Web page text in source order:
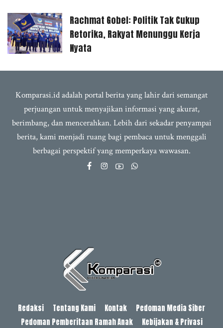
Rachmat Gobel: Politik Tak Cukup
Retorika, Rakyat Menunggu Kerja
Nyata
Komparasi.id adalah portal berita yang lahir dari semangat
perjuangan untuk menyajikan informasi yang akurat,
berimbang, dan mencerahkan. Lebih dari sekadar penyampai
berita, kami menjadi ruang bagi pembaca untuk menggali
berbagai perspektif yang memperkaya wawasan.
Redaksi Tentang Kami Kontak
Pedoman Media Siber
Pedoman Pemberitaan Ramah Anak
Kebijakan & Privasi